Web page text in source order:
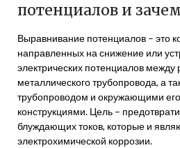
потенциалов и
Выравнивание потенциалов – это
направленных на снижение или
электрических потенциалов
металлического трубопровода, а
трубопроводом и окружающими
конструкциями. Цель –
блуждающих токов, которые и
электрохимической коррозии.